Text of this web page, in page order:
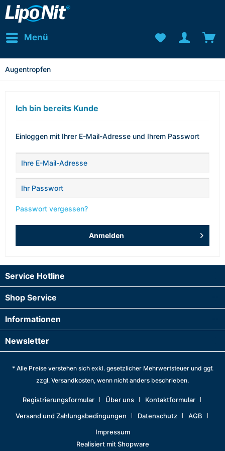
Menü
Augentropfen
Ich bin bereits Kunde
Einloggen mit Ihrer E-Mail-Adresse und Ihrem Passwort
Passwort vergessen?
Anmelden
Service Hotline
Shop Service
Informationen
Newsletter
* Alle Preise verstehen sich exkl. gesetzlicher Mehrwertsteuer und ggf.
zzgl. Versandkosten, wenn nicht anders beschrieben.
Registrierungsformular Über uns
Kontaktformular
Versand und Zahlungsbedingungen
Datenschutz
AGB
Impressum
Realisiert mit Shopware